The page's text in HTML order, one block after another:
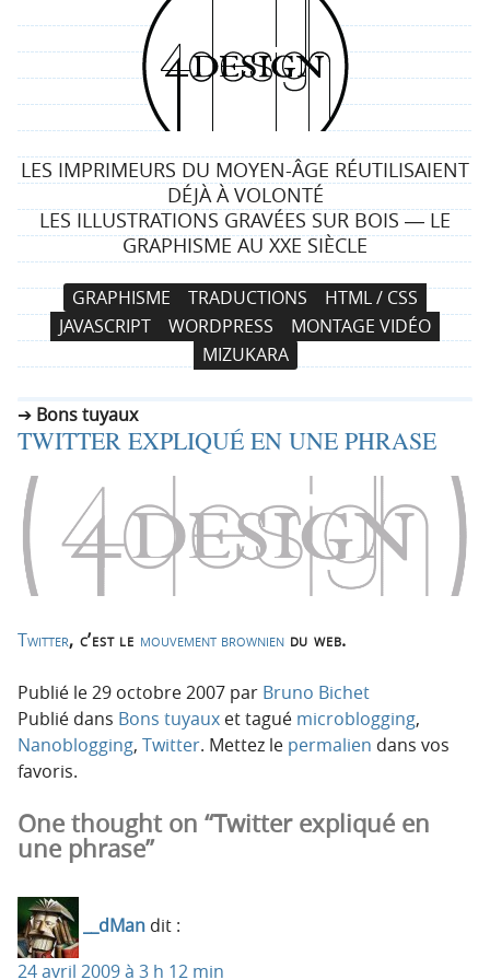
4
d
e
s
i
g
n
LES IMPRIMEURS DU MOYEN-ÂGE RÉUTILISAIENT
DÉJÀ À VOLONTÉ
LES ILLUSTRATIONS GRAVÉES SUR BOIS ― LE
GRAPHISME AU XXE SIÈCLE
N
a
v
i
a
t
o
p
n
i
p
a
l
A
l
l
e
a
u
o
u
GRAPHISME TRADUCTIONS
HTML / CSS
JAVASCRIPT
WORDPRESS
MONTAGE VIDÉO
MIZUKARA
Bons tuyaux
TWITTER EXPLIQUÉ EN UNE PHRASE
Twitter, c’est le mouvement browniendu web.
Publié le29 octobre 2007 par Bruno Bichet
Publié dans Bons tuyaux et tagué microblogging,
Nanoblogging, Twitter. Mettez le permalien dans vos
favoris.
One thought on “Twitter expliqué en
une phrase”
__dMan dit :
24 avril 2009 à 3 h 12 min